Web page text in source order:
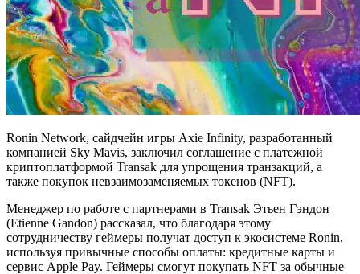
Ronin Network, сайдчейн игры Axie Infinity, разработанный
компанией Sky Mavis, заключил соглашение с платежной
криптоплатформой Transak для упрощения транзакций, а
также покупок невзаимозаменяемых токенов (NFT).
Менеджер по работе с партнерами в Transak Этьен Гэндон
(Etienne Gandon) рассказал, что благодаря этому
сотрудничеству геймеры получат доступ к экосистеме Ronin,
используя привычные способы оплаты: кредитные карты и
сервис Apple Pay. Геймеры смогут покупать NFT за обычные